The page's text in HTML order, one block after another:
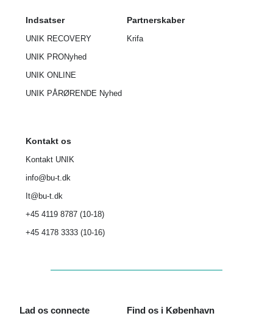
Indsatser
UNIK RECOVERY
UNIK PRONyhed
UNIK ONLINE
UNIK PÅRØRENDE Nyhed
Partnerskaber
Krifa
Kontakt os
Kontakt UNIK
info@bu-t.dk
It@bu-t.dk
+45 4119 8787 (10-18)
+45 4178 3333 (10-16)
Lad os connecte Find os i København